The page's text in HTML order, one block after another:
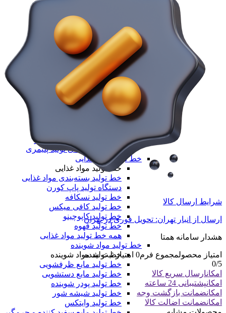
دستگاه های تولید سلولزی
دستگاه های تولید سلولزی
خط تولید دستمال کاغذی
خط تولید دستمال دلسی
خط تولید نوار بهداشتی
خط تولید لیوان یکبار مصرف
خط تولید لیوان دوجداره
همه دستگاه های تولید سلولزی
دستگاه های تولید پلیمری
دستگاه های تولید پلیمری
خط تولید کیسه فریزر
خط تولید کیسه زباله
خط تولید طاقه نایلون مادر
همه دستگاه های تولید پلیمری
خط تولید مواد غذایی
خط تولید مواد غذایی
خط تولید بسته‌بندی مواد غذایی
دستگاه تولید پاپ کورن
خط تولید نسکافه
خط تولید کافی میکس
خط تولید کاپوچینو
خط تولید قهوه
همه خط تولید مواد غذایی
خط تولید مواد شوینده
خط تولید مواد شوینده
خط تولید مایع ظرفشویی
خط تولید مایع دستشویی
خط تولید پودر شوینده
خط تولید شیشه شور
خط تولید وایتکس
شرایط ارسال کالا
ارسال از انبار تهران: تحویل فوری در تهران
هشدار سامانه همتا
امتیاز محصولمجموع فرم0 امتیاز ثبت شده
0/5
امکانارسال سریع کالا
امکانپشتیبانی 24 ساعته
امکانضمانت بازگشت وجه
امکانضمانت اضالت کالا